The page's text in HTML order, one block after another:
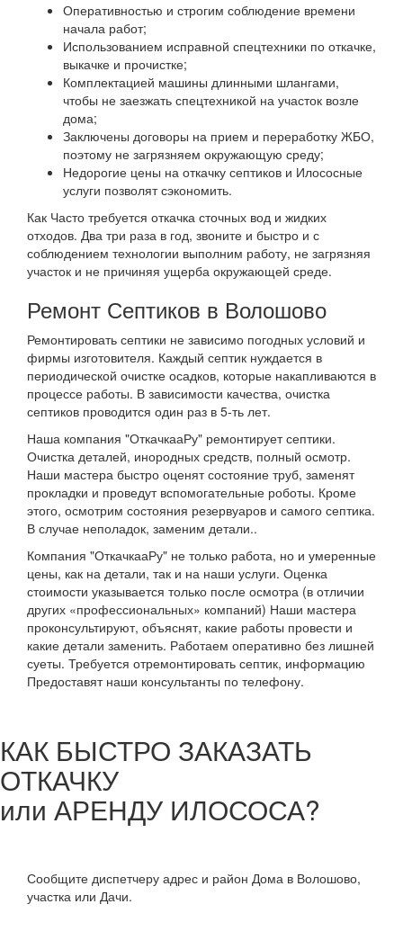
Оперативностью и строгим соблюдение времени
начала работ;
Использованием исправной спецтехники по откачке,
выкачке и прочистке;
Комплектацией машины длинными шлангами,
чтобы не заезжать спецтехникой на участок возле
дома;
Заключены договоры на прием и переработку ЖБО,
поэтому не загрязняем окружающую среду;
Недорогие цены на откачку септиков и Илососные
услуги позволят сэкономить.
Как Часто требуется откачка сточных вод и жидких
отходов. Два три раза в год, звоните и быстро и с
соблюдением технологии выполним работу, не загрязняя
участок и не причиняя ущерба окружающей среде.
Ремонт Септиков в Волошово
Ремонтировать септики не зависимо погодных условий и
фирмы изготовителя. Каждый септик нуждается в
периодической очистке осадков, которые накапливаются в
процессе работы. В зависимости качества, очистка
септиков проводится один раз в 5-ть лет.
Наша компания "ОткачкааРу" ремонтирует септики.
Очистка деталей, инородных средств, полный осмотр.
Наши мастера быстро оценят состояние труб, заменят
прокладки и проведут вспомогательные роботы. Кроме
этого, осмотрим состояния резервуаров и самого септика.
В случае неполадок, заменим детали..
Компания "ОткачкааРу" не только работа, но и умеренные
цены, как на детали, так и на наши услуги. Оценка
стоимости указывается только после осмотра (в отличии
других «профессиональных» компаний) Наши мастера
проконсультируют, объяснят, какие работы провести и
какие детали заменить. Работаем оперативно без лишней
суеты. Требуется отремонтировать септик, информацию
Предоставят наши консультанты по телефону.
КАК БЫСТРО ЗАКАЗАТЬ
ОТКАЧКУ
или АРЕНДУ ИЛОСОСА?
Сообщите диспетчеру адрес и район Дома в Волошово,
участка или Дачи.